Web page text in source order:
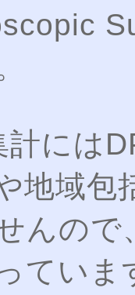
計には
地域包
んので
ていま